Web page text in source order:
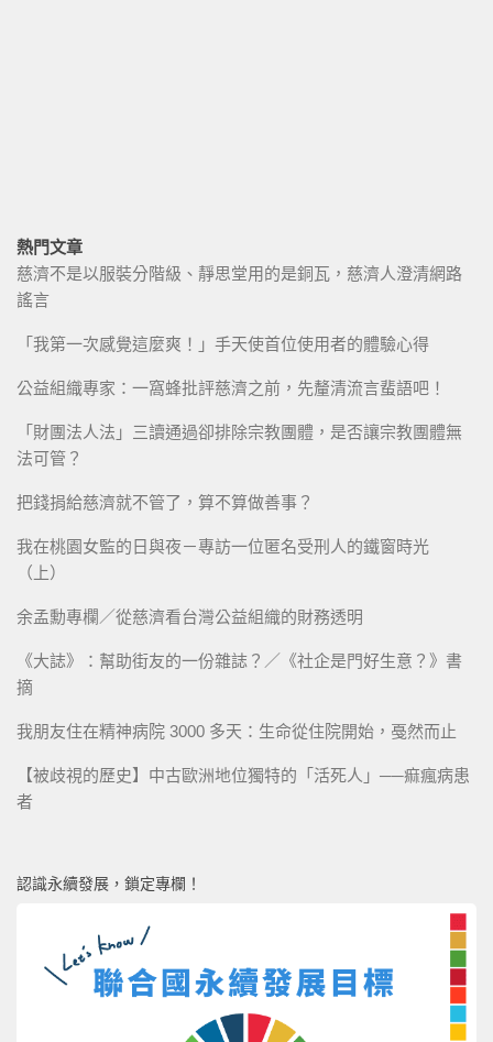
熱門文章
慈濟不是以服裝分階級、靜思堂用的是銅瓦，慈濟人澄清網路
謠言
「我第一次感覺這麼爽！」手天使首位使用者的體驗心得
公益組織專家：一窩蜂批評慈濟之前，先釐清流言蜚語吧！
「財團法人法」三讀通過卻排除宗教團體，是否讓宗教團體無
法可管？
把錢捐給慈濟就不管了，算不算做善事？
我在桃園女監的日與夜－專訪一位匿名受刑人的鐵窗時光
（上）
余孟勳專欄／從慈濟看台灣公益組織的財務透明
《大誌》：幫助街友的一份雜誌？／《社企是門好生意？》書
摘
我朋友住在精神病院 3000 多天：生命從住院開始，戞然而止
【被歧視的歷史】中古歐洲地位獨特的「活死人」──痲瘋病患
者
認識永續發展，鎖定專欄！